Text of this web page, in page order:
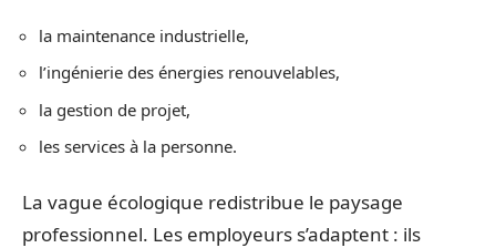
la maintenance industrielle,
l’ingénierie des énergies renouvelables,
la gestion de projet,
les services à la personne.
La vague écologique redistribue le paysage
professionnel. Les employeurs s’adaptent : ils